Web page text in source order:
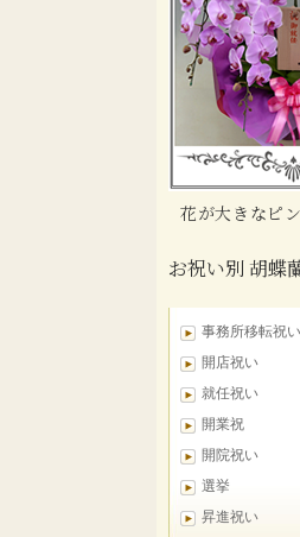
花が大きなピ
お祝い別 胡蝶
事務所移転祝い
開店祝い
就任祝い
開業祝
開院祝い
選挙
昇進祝い